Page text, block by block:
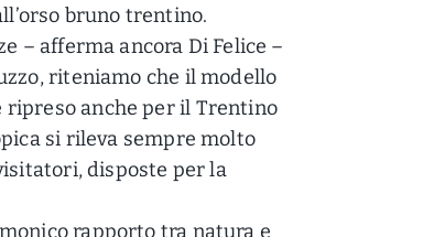
bruno trentino.
– afferma ancora Di Felice –
riteniamo che il modello
ripreso anche per il Trentino
si rileva sempre molto
disposte per la
rapporto tra natura e